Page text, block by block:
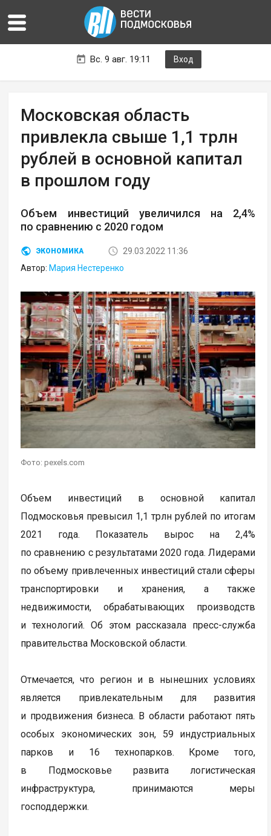
Вс. 9 авг. 19:11 Вход
Московская область
привлекла свыше 1,1 трлн
рублей в основной капитал
в прошлом году
Объем инвестиций увеличился на 2,4%
по сравнению с 2020 годом
ЭКОНОМИКА
29.03.2022 11:36
Автор: Мария Нестеренко
Фото: pexels.com
Объем инвестиций в основной капитал
Подмосковья превысил 1,1 трлн рублей по итогам
2021 года. Показатель вырос на 2,4%
по сравнению с результатами 2020 года. Лидерами
по объему привлеченных инвестиций стали сферы
транспортировки и хранения, а также
недвижимости, обрабатывающих производств
и технологий. Об этом рассказала пресс-служба
правительства Московской области.
Отмечается, что регион и в нынешних условиях
является привлекательным для развития
и продвижения бизнеса. В области работают пять
особых экономических зон, 59 индустриальных
парков и 16 технопарков. Кроме того,
в Подмосковье развита логистическая
инфраструктура, принимаются меры
господдержки.